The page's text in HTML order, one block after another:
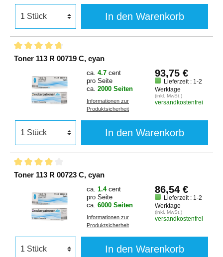
In den Warenkorb
Toner 113 R 00719 C, cyan
ca. 4.7 cent
pro Seite
ca. 2000 Seiten
Informationen zur
Produktsicherheit
93,75 €
Lieferzeit : 1-2
Werktage
(inkl. MwSt.)
versandkostenfrei
In den Warenkorb
Toner 113 R 00723 C, cyan
ca. 1.4 cent
pro Seite
ca. 6000 Seiten
Informationen zur
Produktsicherheit
86,54 €
Lieferzeit : 1-2
Werktage
(inkl. MwSt.)
versandkostenfrei
In den Warenkorb